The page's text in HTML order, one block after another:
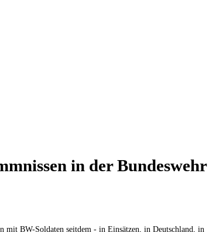
in der Bundeswehr
mit BW-Soldaten seitdem - in Einsätzen, in Deutschland, in